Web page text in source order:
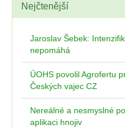
Nejčtenější
Jaroslav Šebek:
nepomáhá
ÚOHS povolil Agrofertu
Českých vajec CZ
Nereálné a nesmyslné
aplikaci hnojiv